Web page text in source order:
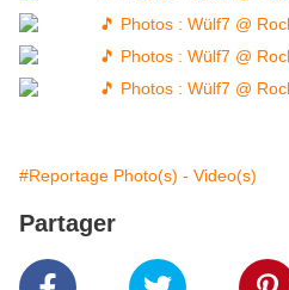
#Reportage Photo(s) - Video(s)
Partager